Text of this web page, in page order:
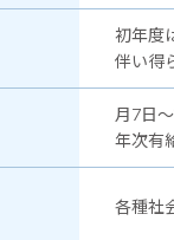
初年度
伴い得
月7日
年次有
各種社